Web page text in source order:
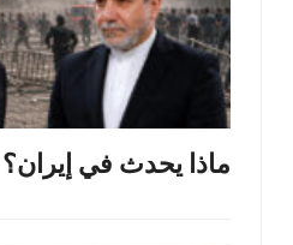
ماذا يحدث في إيران؟